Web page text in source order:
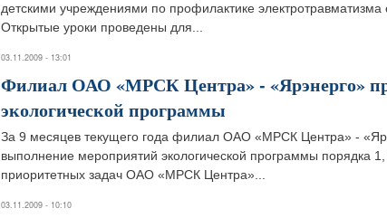
детскими учреждениями по профилактике электротравматизма
Открытые уроки проведены для...
03.11.2009 - 13:01
Филиал ОАО «МРСК Центра» - «Ярэнерго»
экологической программы
За 9 месяцев текущего года филиал ОАО «МРСК Центра» -
выполнение мероприятий экологической программы порядка
приоритетных задач ОАО «МРСК Центра»...
03.11.2009 - 10:10